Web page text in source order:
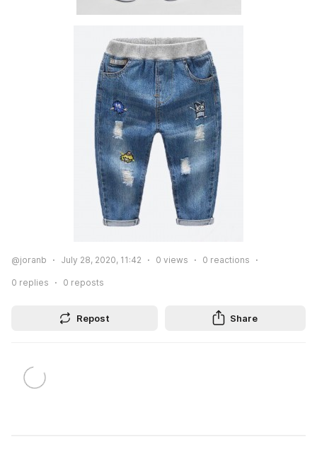
@joranb July 28, 2020, 11:42 0 views 0 reactions
0 replies 0 reposts
Repost Share